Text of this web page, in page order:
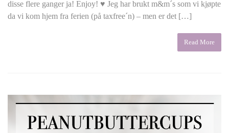
disse flere ganger ja! Enjoy! ♥ Jeg har brukt m&m´s som vi kjøpte
da vi kom hjem fra ferien (på taxfree´n) – men er det […]
Read More